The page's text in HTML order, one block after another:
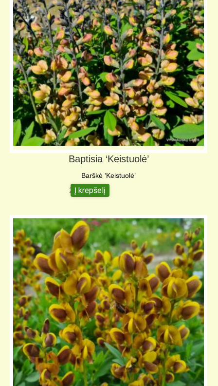
Baptisia ‘Keistuolė’
Barškė ‘Keistuolė’
20,00€
Į krepšelį